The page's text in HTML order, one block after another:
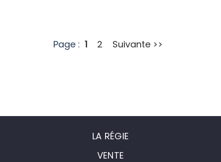
Page : 1 2 Suivante >>
LA RÉGIE
VENTE